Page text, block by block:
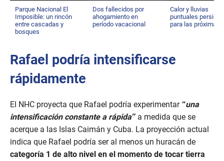
Parque Nacional El
Imposible: un rincón
entre cascadas y
bosques
Dos fallecidos por
ahogamiento en
período vacacional
Calor y lluvias
puntuales
para las próximas
Rafael podría intensificarse
rápidamente
El NHC proyecta que Rafael podría experimentar “una
intensificación constante a rápida” a medida que se
acerque a las Islas Caimán y Cuba. La proyección actual
indica que Rafael podría ser al menos un huracán de
categoría 1 de alto nivel en el momento de tocar tierra